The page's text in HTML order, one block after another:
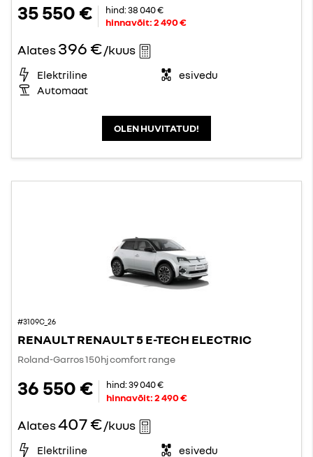
35 550 € hind:38 040 €
hinnavõit:2 490 €
Alates396 €/kuus
Elektriline
esivedu
Automaat
OLEN HUVITATUD!
#3109C_26
RENAULT RENAULT 5 E-TECH ELECTRIC
Roland-Garros 150hj comfort range
36 550 € hind:39 040 €
hinnavõit:2 490 €
Alates407 €/kuus
Elektriline
esivedu